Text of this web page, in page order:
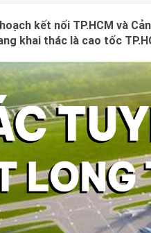
kết nối TP.HCM và
khai thác là cao tốc